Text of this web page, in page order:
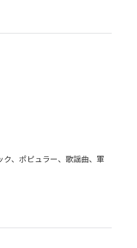
、ポピュラー、歌謡曲、軍